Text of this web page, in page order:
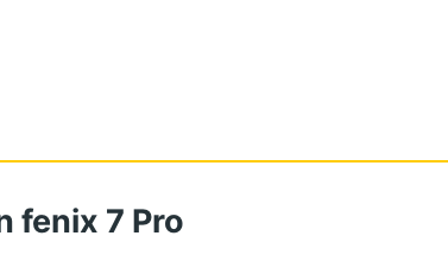
fenix 7 Pro